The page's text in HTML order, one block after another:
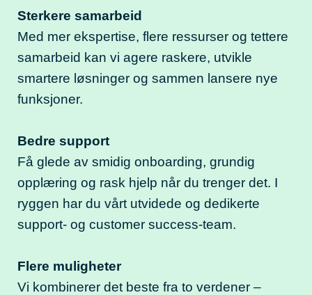
Sterkere samarbeid
Med mer ekspertise, flere ressurser og tettere
samarbeid kan vi agere raskere, utvikle
smartere løsninger og sammen lansere nye
funksjoner.
Bedre support
Få glede av smidig onboarding, grundig
opplæring og rask hjelp når du trenger det. I
ryggen har du vårt utvidede og dedikerte
support- og customer success-team.
Flere muligheter
Vi kombinerer det beste fra to verdener –